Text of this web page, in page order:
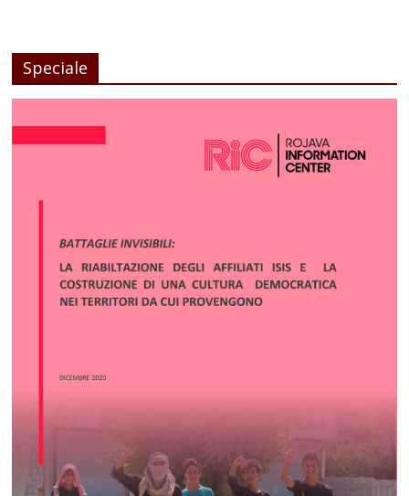
Speciale